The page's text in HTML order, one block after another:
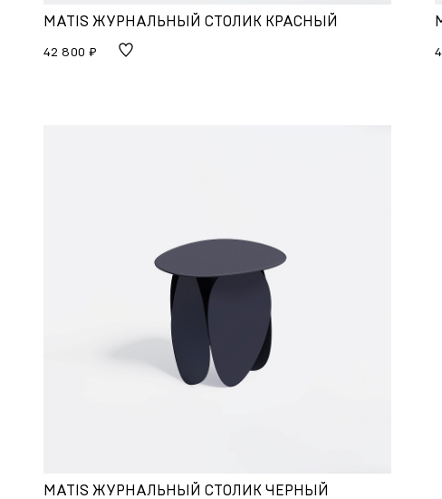
MATIS ЖУРНАЛЬНЫЙ СТОЛИК КРАСНЫЙ
42 800 ₽
MATIS ЖУРНАЛЬНЫЙ СТОЛИК ЧЕРНЫЙ